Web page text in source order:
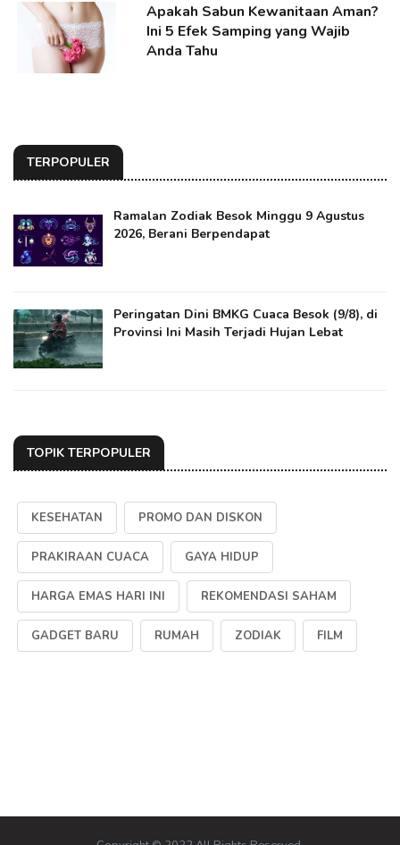
Apakah Sabun Kewanitaan Aman?
Ini 5 Efek Samping yang Wajib
Anda Tahu
TERPOPULER
Ramalan Zodiak Besok Minggu 9 Agustus
2026, Berani Berpendapat
Peringatan Dini BMKG Cuaca Besok (9/8), di
Provinsi Ini Masih Terjadi Hujan Lebat
TOPIK TERPOPULER
KESEHATAN PROMO DAN DISKON
PRAKIRAAN CUACA GAYA HIDUP
HARGA EMAS HARI INI REKOMENDASI SAHAM
GADGET BARU RUMAH ZODIAK FILM